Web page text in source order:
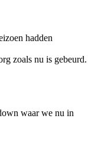
hadden
zoals nu is gebeurd.
waar we nu in